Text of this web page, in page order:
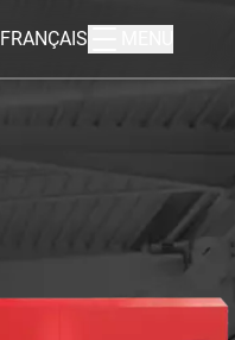
FRANÇAIS